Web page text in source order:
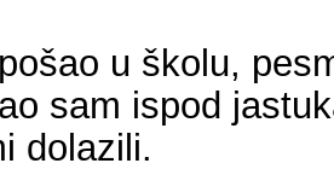
u školu,
sam ispod
dolazili.